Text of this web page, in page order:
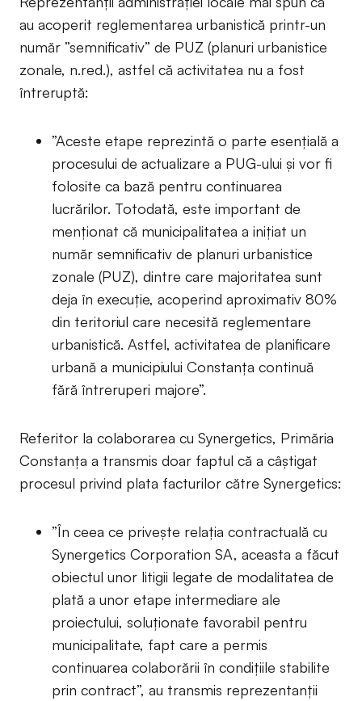
au acoperit reglementarea urbanistică printr-un
număr ”semnificativ” de PUZ (planuri urbanistice
zonale, n.red.), astfel că activitatea nu a fost
întreruptă:
”Aceste etape reprezintă o parte esențială a
procesului de actualizare a PUG-ului și vor fi
folosite ca bază pentru continuarea
lucrărilor. Totodată, este important de
menționat că municipalitatea a inițiat un
număr semnificativ de planuri urbanistice
zonale (PUZ), dintre care majoritatea sunt
deja în execuție, acoperind aproximativ 80%
din teritoriul care necesită reglementare
urbanistică. Astfel, activitatea de planificare
urbană a municipiului Constanța continuă
fără întreruperi majore”.
Referitor la colaborarea cu Synergetics, Primăria
Constanța a transmis doar faptul că a câștigat
procesul privind plata facturilor către Synergetics:
”În ceea ce privește relația contractuală cu
Synergetics Corporation SA, aceasta a făcut
obiectul unor litigii legate de modalitatea de
plată a unor etape intermediare ale
proiectului, soluționate favorabil pentru
municipalitate, fapt care a permis
continuarea colaborării în condițiile stabilite
prin contract”, au transmis reprezentanții